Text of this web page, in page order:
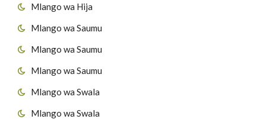
Mlango wa Hija
Mlango wa Saumu
Mlango wa Saumu
Mlango wa Saumu
Mlango wa Swala
Mlango wa Swala